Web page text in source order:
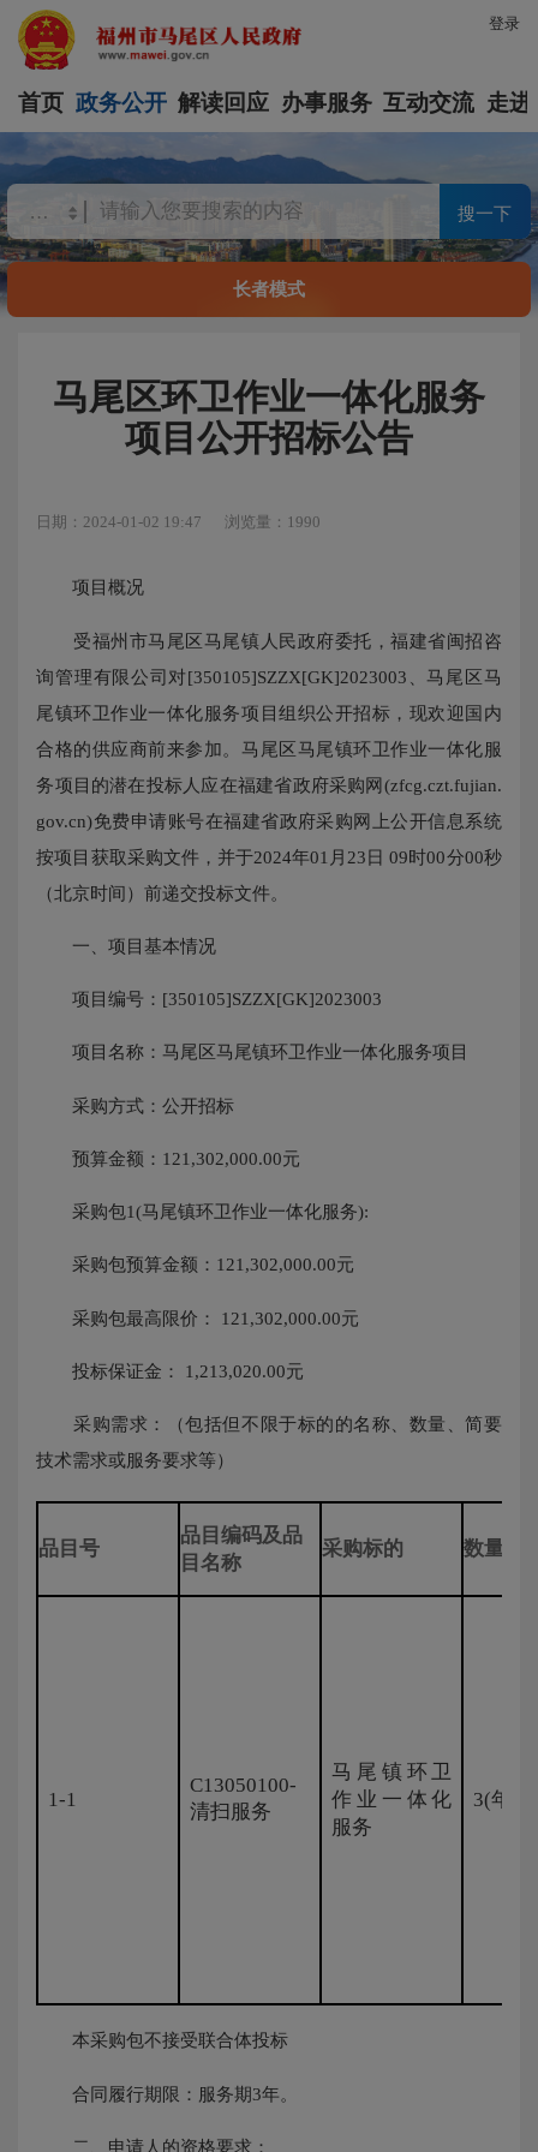
登录
首页 政务公开 解读回应 办事服务 互动交流 走进
搜一下
长者模式
马尾区环卫作业一体化服务
项目公开招标公告
日期：2024-01-02 19:47 浏览量：1990
项目概况
受福州市马尾区马尾镇人民政府委托，福建省闽招咨
询管理有限公司对[350105]SZZX[GK]2023003、马尾区马
尾镇环卫作业一体化服务项目组织公开招标，现欢迎国内
合格的供应商前来参加。马尾区马尾镇环卫作业一体化服
务项目的潜在投标人应在福建省政府采购网(zfcg.czt.fujian.
gov.cn)免费申请账号在福建省政府采购网上公开信息系统
按项目获取采购文件，并于2024年01月23日 09时00分00秒
（北京时间）前递交投标文件。
一、项目基本情况
项目编号：[350105]SZZX[GK]2023003
项目名称：马尾区马尾镇环卫作业一体化服务项目
采购方式：公开招标
预算金额：121,302,000.00元
采购包1(马尾镇环卫作业一体化服务):
采购包预算金额：121,302,000.00元
采购包最高限价： 121,302,000.00元
投标保证金： 1,213,020.00元
采购需求：（包括但不限于标的的名称、数量、简要
技术需求或服务要求等）
品目号
品目编码及品
目名称
采购标的 数量（
1-1
C13050100-
清扫服务
马尾镇环卫
作业一体化
服务
3(年)
本采购包不接受联合体投标
合同履行期限：服务期3年。
二、申请人的资格要求：